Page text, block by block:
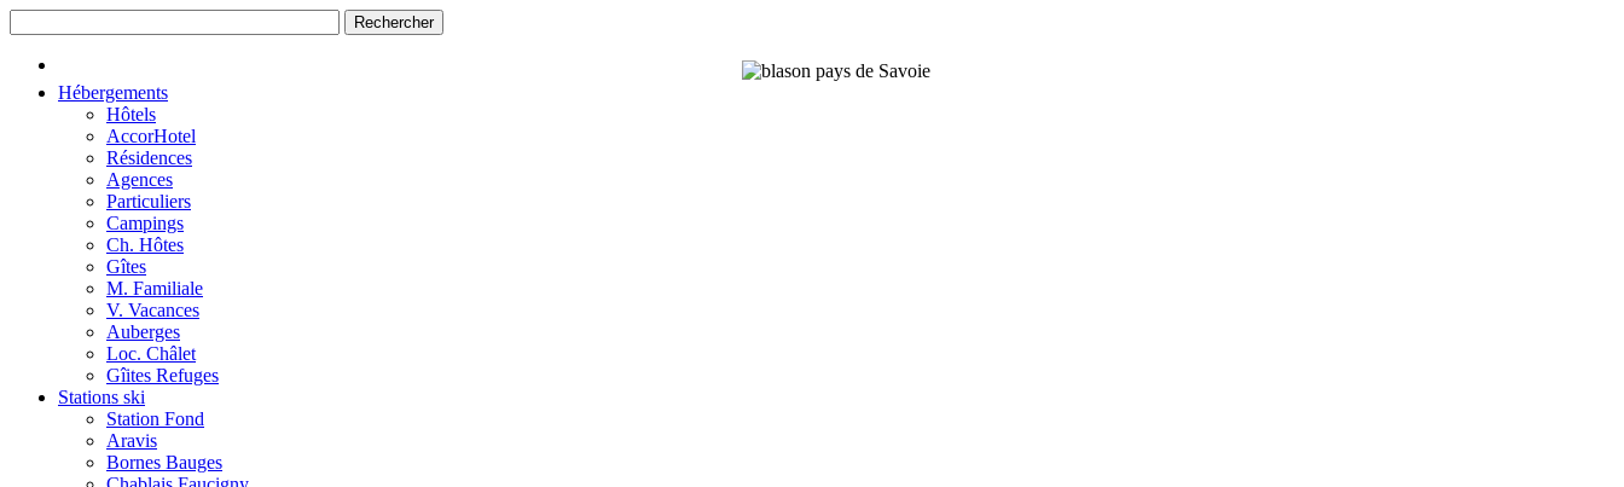
Hébergements
Hôtels
AccorHotel
Résidences
Agences
Particuliers
Campings
Ch. Hôtes
Gîtes
M. Familiale
V. Vacances
Auberges
Loc. Châlet
Gîites Refuges
Stations ski
Station Fond
Aravis
Bornes Bauges